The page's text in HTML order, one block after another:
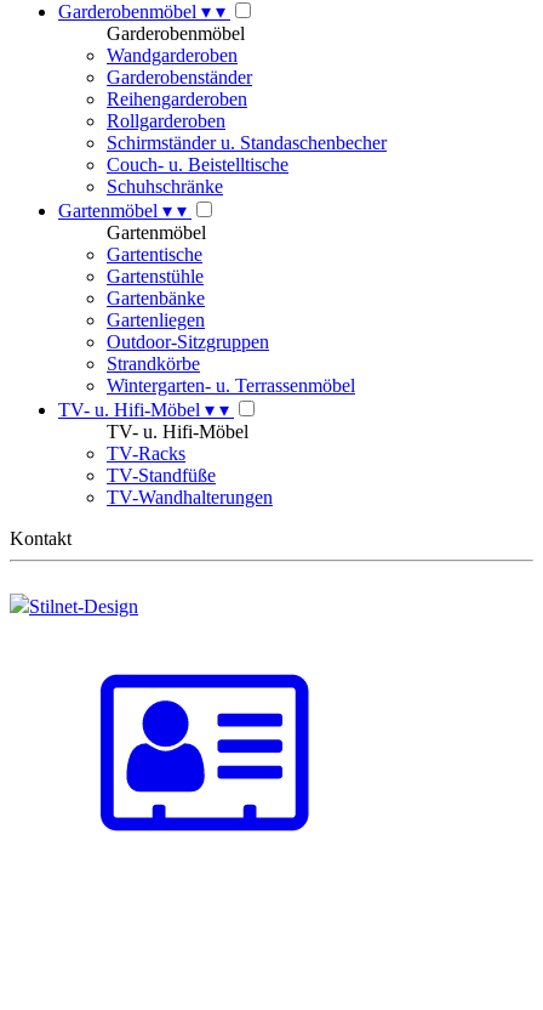
Garderobenmöbel ▾ ▾
Garderobenmöbel
Wandgarderoben
Garderobenständer
Reihengarderoben
Rollgarderoben
Schirmständer u. Standaschenbecher
Couch- u. Beistelltische
Schuhschränke
Gartenmöbel ▾ ▾
Gartenmöbel
Gartentische
Gartenstühle
Gartenbänke
Gartenliegen
Outdoor-Sitzgruppen
Strandkörbe
Wintergarten- u. Terrassenmöbel
TV- u. Hifi-Möbel ▾ ▾
TV- u. Hifi-Möbel
TV-Racks
TV-Standfüße
TV-Wandhalterungen
Kontakt
Stilnet-Design